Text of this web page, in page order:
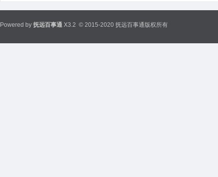
Powered by 抚远百事通 X3.2 © 2015-2020 抚远百事通版权所有